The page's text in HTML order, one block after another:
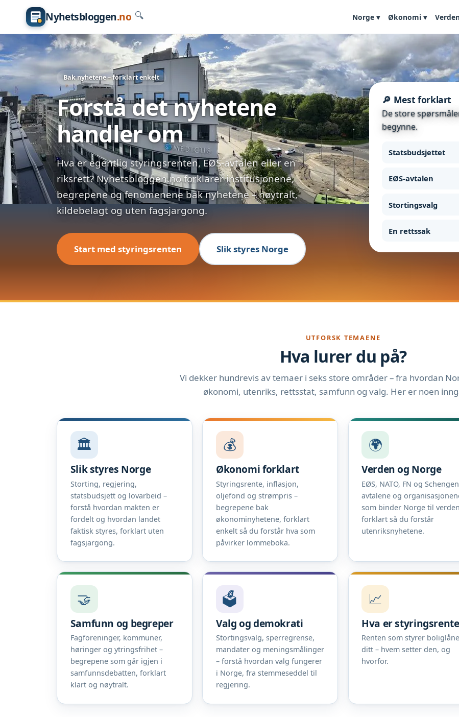
Nyhetsbloggen.no 🔍 Norge ▾ Økonomi ▾
Bak nyhetene – forklart enkelt
Forstå det nyhetene
handler om
Hva er egentlig styringsrenten, EØS-avtalen eller en
riksrett? Nyhetsbloggen.no forklarer institusjonene,
begrepene og fenomenene bak nyhetene – nøytralt,
kildebelagt og uten fagsjargong.
Start med styringsrenten Slik styres Norge
🔎 Mest forklart
De store
begynne.
Statsbudsjettet
EØS-avtalen
Stortingsvalg
En rettssak
UTFORSK TEMAENE
Hva lurer du på?
Vi dekker hundrevis av temaer i seks store områder – fra hvordan
økonomi, utenriks, rettsstat, samfunn og valg. Her er noen
🏛️
Slik styres Norge
Storting, regjering,
statsbudsjett og lovarbeid –
forstå hvordan makten er
fordelt og hvordan landet
faktisk styres, forklart uten
fagsjargong.
💰
Økonomi forklart
Styringsrente, inflasjon,
oljefond og strømpris –
begrepene bak
økonominyhetene, forklart
enkelt så du forstår hva som
påvirker lommeboka.
🌍
Verden og Norge
EØS, NATO, FN og
avtalene og
som binder Norge til
forklart så du forstår
utenriksnyhetene.
🤝
Samfunn og begreper
Fagforeninger, kommuner,
høringer og ytringsfrihet –
begrepene som går igjen i
samfunnsdebatten, forklart
klart og nøytralt.
🗳️
Valg og demokrati
Stortingsvalg, sperregrense,
mandater og meningsmålinger
– forstå hvordan valg fungerer
i Norge, fra stemmeseddel til
regjering.
📈
Hva er
Renten som styrer
ditt – hvem setter den, og
hvorfor.